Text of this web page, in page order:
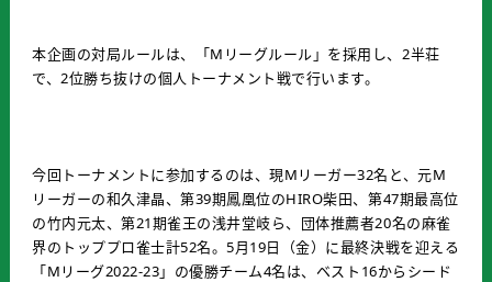
本企画の対局ルールは、「Mリーグルール」を採用し、2半荘
で、2位勝ち抜けの個人トーナメント戦で行います。
今回トーナメントに参加するのは、現Mリーガー32名と、元M
リーガーの和久津晶、第39期鳳凰位のHIRO柴田、第47期最高位
の竹内元太、第21期雀王の浅井堂岐ら、団体推薦者20名の麻雀
界のトッププロ雀士計52名。5月19日（金）に最終決戦を迎える
「Mリーグ2022-23」の優勝チーム4名は、ベスト16からシード